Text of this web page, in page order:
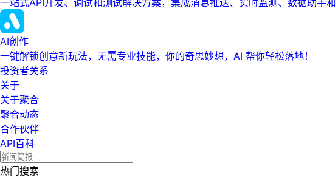
一站式API开发、调试和测试解决方案，集成消息推送、实时监测、数据助
AI创作
一键解锁创意新玩法，无需专业技能，你的奇思妙想，AI 帮你轻松落地！
投资者关系
关于
关于聚合
聚合动态
合作伙伴
API百科
热门搜索